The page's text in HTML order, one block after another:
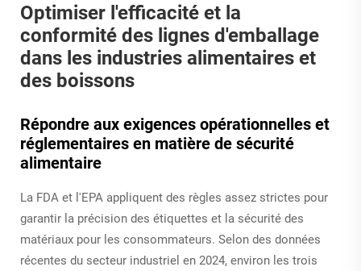
Optimiser l'efficacité et la
conformité des lignes d'emballage
dans les industries alimentaires et
des boissons
Répondre aux exigences opérationnelles et
réglementaires en matière de sécurité
alimentaire
La FDA et l'EPA appliquent des règles assez strictes pour
garantir la précision des étiquettes et la sécurité des
matériaux pour les consommateurs. Selon des données
récentes du secteur industriel en 2024, environ les trois